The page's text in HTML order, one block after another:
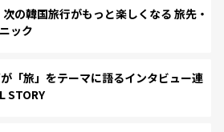
の韓国旅行がもっと楽しくなる 旅先・
ック
「旅」をテーマに語るインタビュー連
STORY